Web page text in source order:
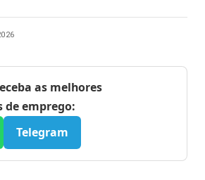
as melhores
de emprego:
Telegram